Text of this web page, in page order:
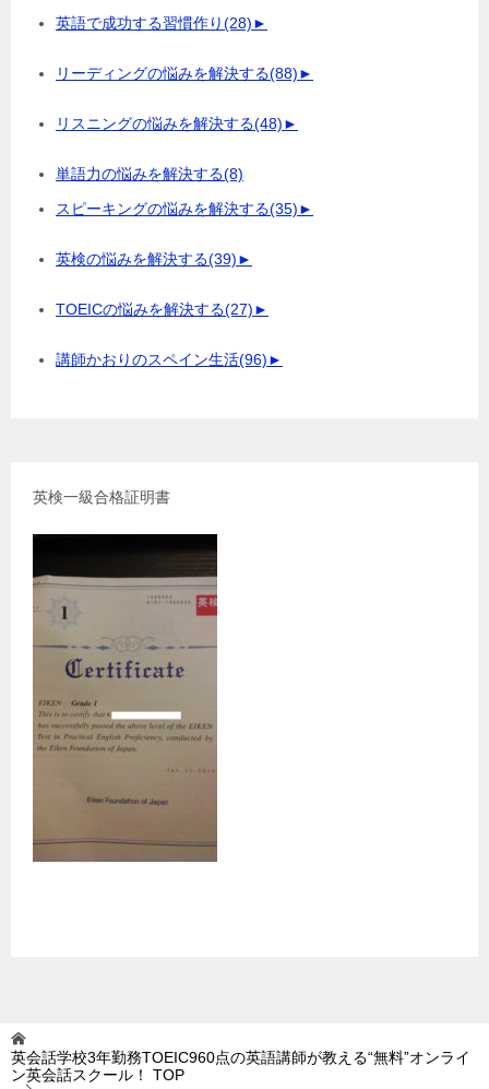
英語で成功する習慣作り(28)►
リーディングの悩みを解決する(88)►
リスニングの悩みを解決する(48)►
単語力の悩みを解決する(8)
スピーキングの悩みを解決する(35)►
英検の悩みを解決する(39)►
TOEICの悩みを解決する(27)►
講師かおりのスペイン生活(96)►
英検一級合格証明書
英会話学校3年勤務TOEIC960点の英語講師が教える“無料”オンライ
ン英会話スクール！
TOP